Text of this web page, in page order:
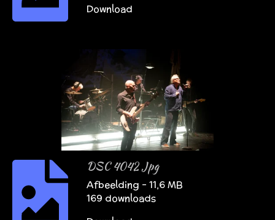
Download
DSC 4042 Jpg
Afbeelding – 11,6 MB
169 downloads